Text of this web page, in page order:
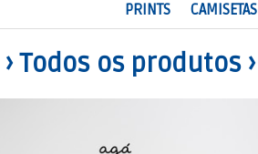
PRINTS CAMISETAS
› Todos os produtos ›